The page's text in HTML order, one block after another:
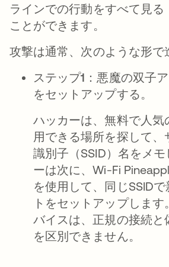
ラインでの行動をすべて見る
ことができます。
攻撃は通常、次のような形で
ステップ1：悪魔の双子
をセットアップする。
ハッカーは、無料で人気
用できる場所を探して、
識別子（SSID）名をメ
ーは次に、Wi-Fi
を使用して、同じSSID
トをセットアップしま
バイスは、正規の接続と
を区別できません。